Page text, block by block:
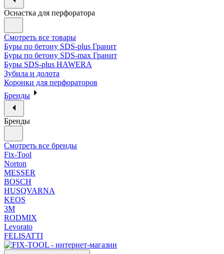
Оснастка для перфоратора
Смотреть все товары
Буры по бетону SDS-plus Гранит
Буры по бетону SDS-max Гранит
Буры SDS-plus HAWERA
Зубила и долота
Коронки для перфораторов
Бренды
Бренды
Смотреть все бренды
Fix-Tool
Norton
MESSER
BOSCH
HUSQVARNA
KEOS
3М
RODMIX
Levorato
FELISATTI